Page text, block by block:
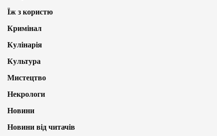
Їж з користю
Кримінал
Кулінарія
Культура
Мистецтво
Некрологи
Новини
Новини від читачів